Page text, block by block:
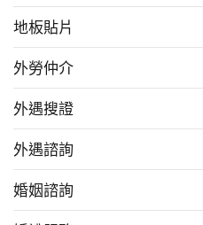
地板貼片
外勞仲介
外遇搜證
外遇諮詢
婚姻諮詢